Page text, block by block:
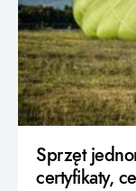
Sprzęt
certyfikaty,